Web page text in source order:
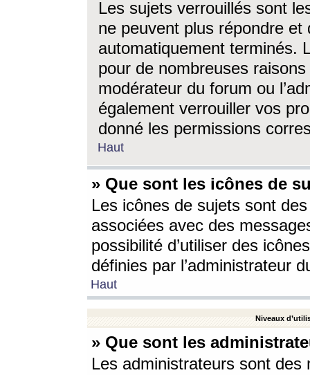
Les sujets verrouillés sont
ne peuvent plus répondre
automatiquement terminés.
pour de nombreuses
modérateur du forum ou
également verrouiller vos
donné les permissions
Haut
» Que sont les icônes de
Les icônes de sujets sont
associées avec des
possibilité d’utiliser des
définies par l’administrateur
Haut
Niveaux
» Que sont les
Les administrateurs sont